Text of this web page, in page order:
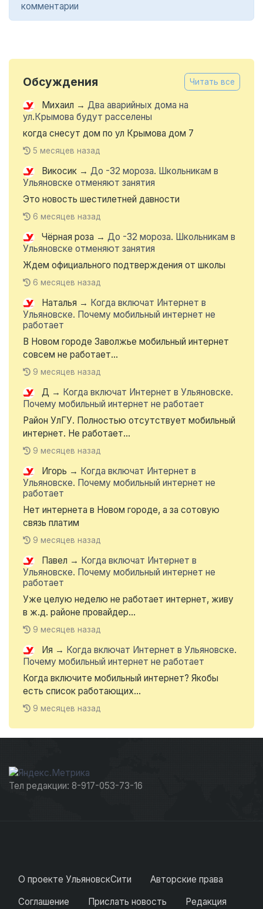
комментарии
Обсуждения Читать все
Михаил → Два аварийных дома на
ул.Крымова будут расселены
когда снесут дом по ул Крымова дом 7
5 месяцев назад
Викосик → До -32 мороза. Школьникам в
Ульяновске отменяют занятия
Это новость шестилетней давности
6 месяцев назад
Чёрная роза → До -32 мороза. Школьникам в
Ульяновске отменяют занятия
Ждем официального подтверждения от школы
6 месяцев назад
Наталья → Когда включат Интернет в
Ульяновске. Почему мобильный интернет не
работает
В Новом городе Заволжье мобильный интернет
совсем не работает...
9 месяцев назад
Д → Когда включат Интернет в Ульяновске.
Почему мобильный интернет не работает
Район УлГУ. Полностью отсутствует мобильный
интернет. Не работает...
9 месяцев назад
Игорь → Когда включат Интернет в
Ульяновске. Почему мобильный интернет не
работает
Нет интернета в Новом городе, а за сотовую
связь платим
9 месяцев назад
Павел → Когда включат Интернет в
Ульяновске. Почему мобильный интернет не
работает
Уже целую неделю не работает интернет, живу
в ж.д. районе провайдер...
9 месяцев назад
Ия → Когда включат Интернет в Ульяновске.
Почему мобильный интернет не работает
Когда включите мобильный интернет? Якобы
есть список работающих...
9 месяцев назад
Тел редакции: 8-917-053-73-16
О проекте УльяновскСити
Авторские права
Соглашение
Прислать новость Редакция